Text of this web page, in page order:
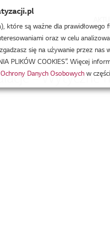
V Instalacje – Wytyczne
– Wytyczne
które są ważne dla
oraz w celu
się na używanie przez
PLIKÓW COOKIES”. Więcej
Danych Osobowych w